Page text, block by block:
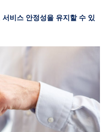
서비스 안정성을 유지할 수 있